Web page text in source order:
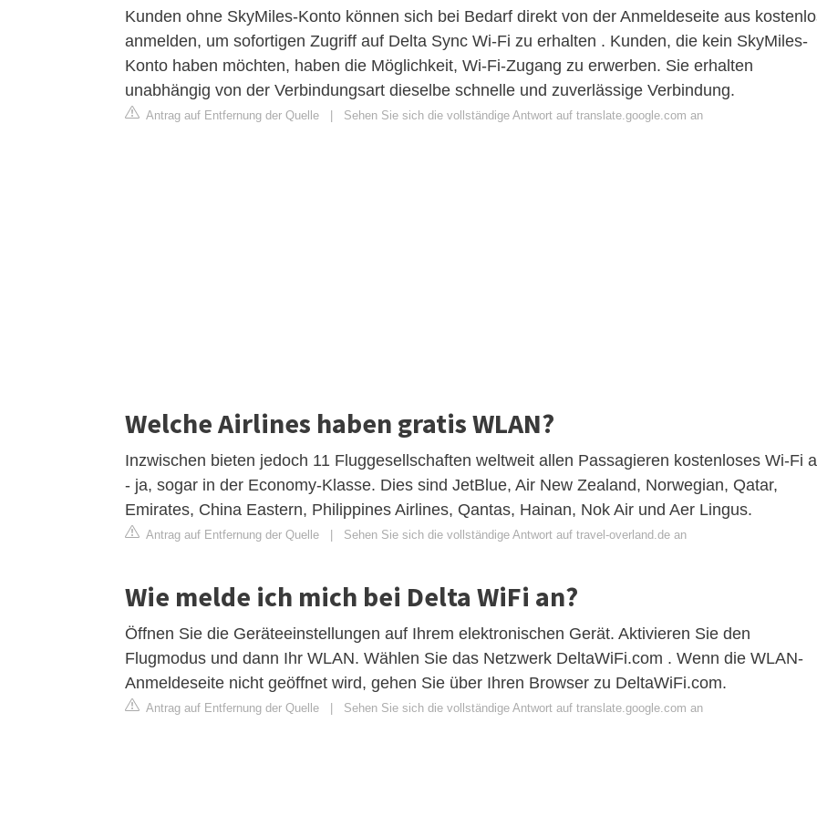
Kunden ohne SkyMiles-Konto können sich bei Bedarf direkt von der Anmeldeseite aus
anmelden, um sofortigen Zugriff auf Delta Sync Wi-Fi zu erhalten . Kunden, die kein SkyMiles-
Konto haben möchten, haben die Möglichkeit, Wi-Fi-Zugang zu erwerben. Sie erhalten
unabhängig von der Verbindungsart dieselbe schnelle und zuverlässige Verbindung.
Antrag auf Entfernung der Quelle Sehen Sie sich die vollständige Antwort auf translate.google.com an
Welche Airlines haben gratis WLAN?
Inzwischen bieten jedoch 11 Fluggesellschaften weltweit allen Passagieren kostenloses Wi-Fi
- ja, sogar in der Economy-Klasse. Dies sind JetBlue, Air New Zealand, Norwegian, Qatar,
Emirates, China Eastern, Philippines Airlines, Qantas, Hainan, Nok Air und Aer Lingus.
Antrag auf Entfernung der Quelle Sehen Sie sich die vollständige Antwort auf travel-overland.de an
Wie melde ich mich bei Delta WiFi an?
Öffnen Sie die Geräteeinstellungen auf Ihrem elektronischen Gerät. Aktivieren Sie den
Flugmodus und dann Ihr WLAN. Wählen Sie das Netzwerk DeltaWiFi.com . Wenn die WLAN-
Anmeldeseite nicht geöffnet wird, gehen Sie über Ihren Browser zu DeltaWiFi.com.
Antrag auf Entfernung der Quelle Sehen Sie sich die vollständige Antwort auf translate.google.com an